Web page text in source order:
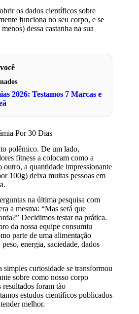
os dados científicos sobre
funciona no seu corpo, e se
dessa castanha na sua
2026: Testamos 7 Marcas e
Por 30 Dias
polêmico. De um lado,
fitness a colocam como a
outro, a quantidade impressionante
100g) deixa muitas pessoas em
na última pesquisa com
a mesma: “Mas será que
Decidimos testar na prática.
da nossa equipe consumiu
parte de uma alimentação
energia, saciedade, dados
curiosidade se transformou
sobre como nosso corpo
resultados foram tão
estudos científicos publicados
melhor.